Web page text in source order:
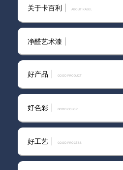
都邛崃市场
意大利卡
关于卡百利 ABOUT KABEL
净醛艺术漆
好产品 GOOD PRODUCT
好色彩 GOOD COLOR
好工艺 GOOD PROCESS